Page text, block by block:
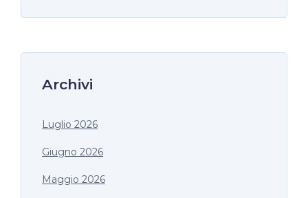
Archivi
Luglio 2026
Giugno 2026
Maggio 2026